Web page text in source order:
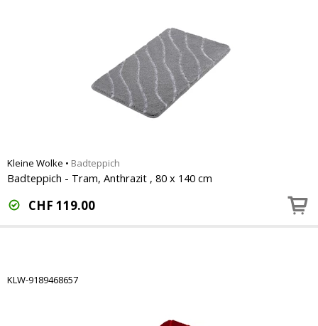
Kleine Wolke • Badteppich
Badteppich - Tram, Anthrazit , 80 x 140 cm
CHF 119.00
KLW-9189468657